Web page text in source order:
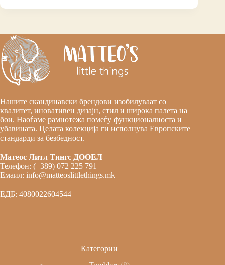
Нашите скандинавски брендови изобилуваат со
квалитет, иновативен дизајн, стил и широка палета на
бои. Наоѓаме рамнотежа помеѓу функционалноста и
убавината. Целата колекција ги исполнува Европските
стандарди за безбедност.
Матеос Литл Тингс ДООЕЛ
Телефон: (+389) 072 225 791
Емаил: info@matteoslittlethings.mk
ЕДБ: 4080022604544
Категории